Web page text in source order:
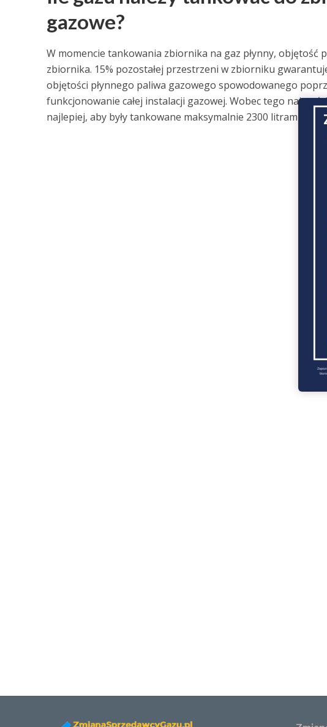
gazowe?
W momencie tankowania zbiornika na gaz płynny, objętość
zbiornika. 15% pozostałej przestrzeni w zbiorniku
objętości płynnego paliwa gazowego spowodowanego
funkcjonowanie całej instalacji gazowej. Wobec tego
najlepiej, aby były tankowane maksymalnie 2300 litrami